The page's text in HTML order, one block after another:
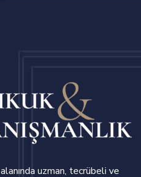
alanında uzman, tecrübeli ve